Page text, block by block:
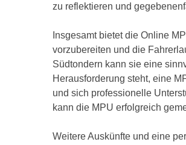
zu reflektieren und
Insgesamt bietet die Online
vorzubereiten und die
Südtondern kann sie eine
Herausforderung steht, eine
und sich professionelle
kann die MPU erfolgreich
Weitere Auskünfte und eine